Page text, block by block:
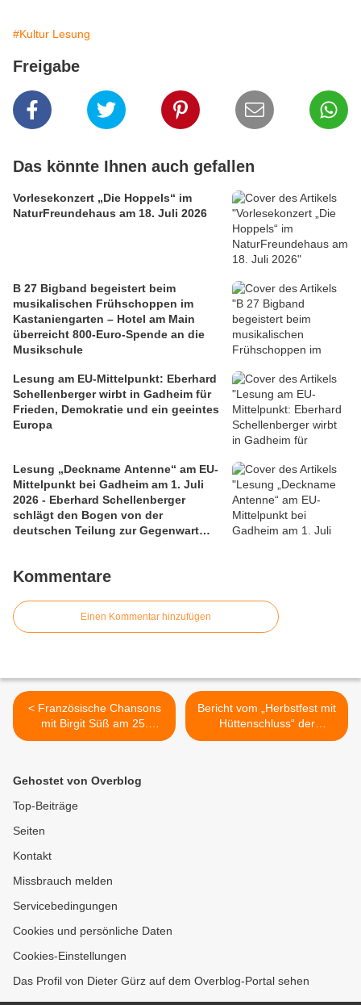
#Kultur Lesung
Freigabe
Das könnte Ihnen auch gefallen
Vorlesekonzert „Die Hoppels“ im
NaturFreundehaus am 18. Juli 2026
B 27 Bigband begeistert beim
musikalischen Frühschoppen im
Kastaniengarten – Hotel am Main
überreicht 800-Euro-Spende an die
Musikschule
Lesung am EU-Mittelpunkt: Eberhard
Schellenberger wirbt in Gadheim für
Frieden, Demokratie und ein geeintes
Europa
Lesung „Deckname Antenne“ am EU-
Mittelpunkt bei Gadheim am 1. Juli
2026 - Eberhard Schellenberger
schlägt den Bogen von der
deutschen Teilung zur Gegenwart
Kommentare
Einen Kommentar hinzufügen
< Französische Chansons
mit Birgit Süß am 25.
Oktober 2024 im
Bericht vom „Herbstfest mit
Hüttenschluss“ der
Naturfreunde >
Gehostet von Overblog
Top-Beiträge
Seiten
Kontakt
Missbrauch melden
Servicebedingungen
Cookies und persönliche Daten
Cookies-Einstellungen
Das Profil von Dieter Gürz auf dem Overblog-Portal sehen